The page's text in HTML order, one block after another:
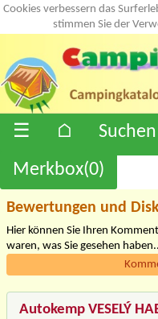
Cookies verbessern das
stimmen Sie der
☰ ⌂ Suchen
Merkbox(0)
Bewertungen und
Hier können Sie Ihren
waren, was Sie gesehen haben..
Autokemp VESELÝ